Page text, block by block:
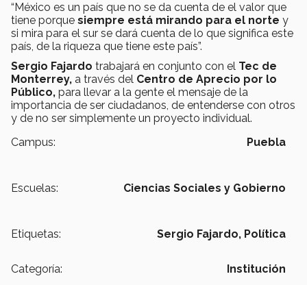
“México es un país que no se da cuenta de el valor que
tiene porque siempre está mirando para el norte y
si mira para el sur se dará cuenta de lo que significa este
país, de la riqueza que tiene este país”.
Sergio Fajardo trabajará en conjunto con el Tec de
Monterrey, a través del Centro de Aprecio por lo
Público, para llevar a la gente el mensaje de la
importancia de ser ciudadanos, de entenderse con otros
y de no ser simplemente un proyecto individual.
Campus:
Puebla
Escuelas: Ciencias Sociales y Gobierno
Etiquetas: Sergio Fajardo, Política
Categoría: Institución